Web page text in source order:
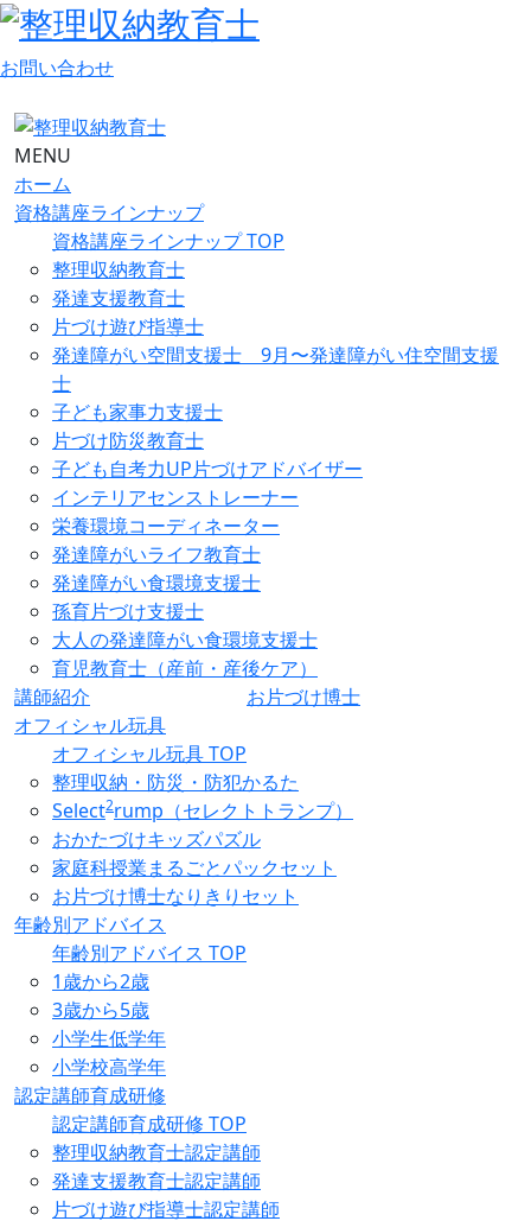
お問い合わせ
MENU
ホーム
資格講座ラインナップ
資格講座ラインナップ TOP
整理収納教育士
発達支援教育士
片づけ遊び指導士
発達障がい空間支援士 9月〜発達障がい住空間支援
士
子ども家事力支援士
片づけ防災教育士
子ども自考力UP片づけアドバイザー
インテリアセンストレーナー
栄養環境コーディネーター
発達障がいライフ教育士
発達障がい食環境支援士
孫育片づけ支援士
大人の発達障がい食環境支援士
育児教育士（産前・産後ケア）
講師紹介
お片づけ博士
オフィシャル玩具
オフィシャル玩具 TOP
整理収納・防災・防犯かるた
Select2rump（セレクトトランプ）
おかたづけキッズパズル
家庭科授業まるごとパックセット
お片づけ博士なりきりセット
年齢別アドバイス
年齢別アドバイス TOP
1歳から2歳
3歳から5歳
小学生低学年
小学校高学年
認定講師育成研修
認定講師育成研修 TOP
整理収納教育士認定講師
発達支援教育士認定講師
片づけ遊び指導士認定講師